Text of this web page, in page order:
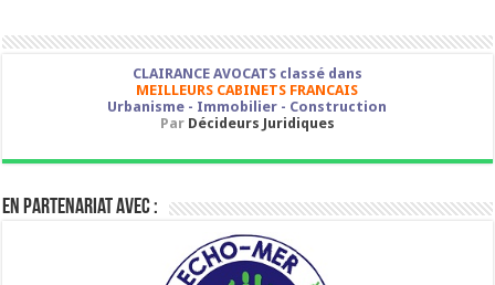
CLAIRANCE AVOCATS classé dans
MEILLEURS CABINETS FRANCAIS
Urbanisme - Immobilier - Construction
Par Décideurs Juridiques
En partenariat avec :